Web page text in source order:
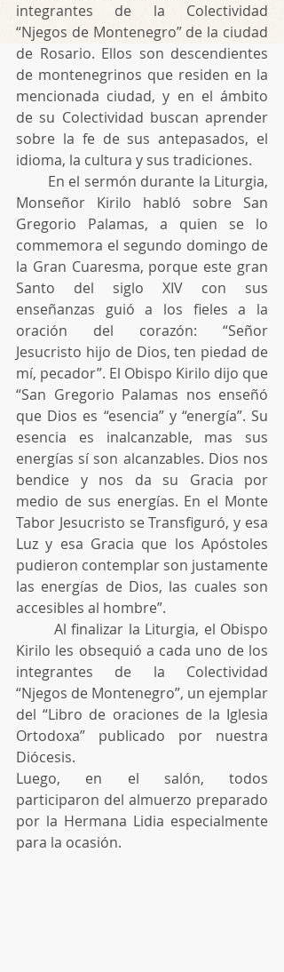
integrantes de la Colectividad
“Njegos de Montenegro” de la ciudad
de Rosario. Ellos son descendientes
de montenegrinos que residen en la
mencionada ciudad, y en el ámbito
de su Colectividad buscan aprender
sobre la fe de sus antepasados, el
idioma, la cultura y sus tradiciones.
Monseñor Kirilo habló sobre San
Gregorio Palamas, a quien se lo
commemora el segundo domingo de
la Gran Cuaresma, porque este gran
Santo del siglo XIV con sus
enseñanzas guió a los fieles a la
oración del corazón: “Señor
Jesucristo hijo de Dios, ten piedad de
mí, pecador”. El Obispo Kirilo dijo que
“San Gregorio Palamas nos enseñó
que Dios es “esencia” y “energía”. Su
esencia es inalcanzable, mas sus
energías sí son alcanzables. Dios nos
bendice y nos da su Gracia por
medio de sus energías. En el Monte
Tabor Jesucristo se Transfiguró, y esa
Luz y esa Gracia que los Apóstoles
pudieron contemplar son justamente
las energías de Dios, las cuales son
accesibles al hombre”.
        Al finalizar la Liturgia, el Obispo
Kirilo les obsequió a cada uno de los
integrantes de la Colectividad
“Njegos de Montenegro”, un ejemplar
del “Libro de oraciones de la Iglesia
Ortodoxa” publicado por nuestra
Diócesis.
Luego, en el salón, todos
participaron del almuerzo preparado
por la Hermana Lidia especialmente
para la ocasión.